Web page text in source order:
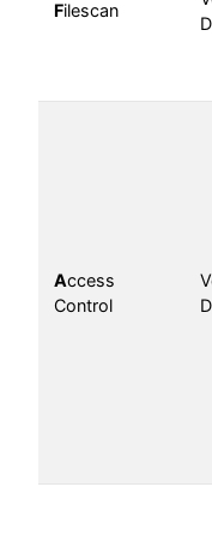
Filescan
Access
Control